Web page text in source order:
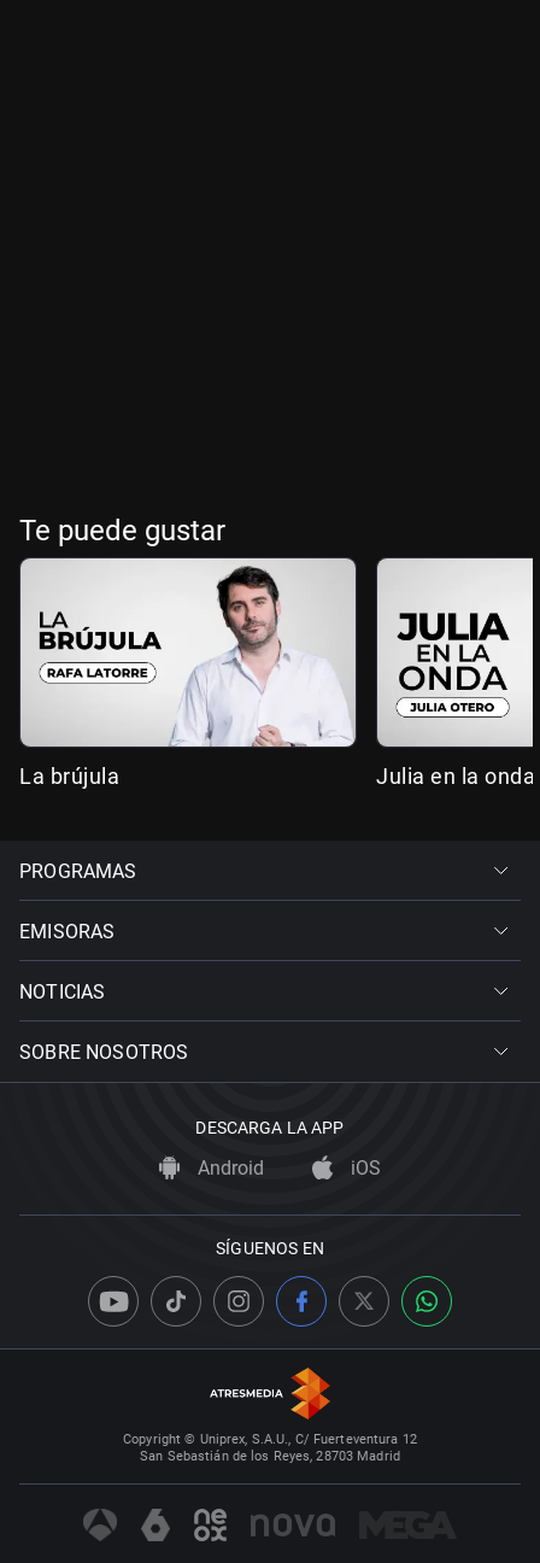
Te puede gustar
La brújula Julia en la onda
PROGRAMAS
EMISORAS
NOTICIAS
SOBRE NOSOTROS
DESCARGA LA APP
Android iOS
SÍGUENOS EN
Copyright © Uniprex, S.A.U., C/ Fuerteventura 12
San Sebastián de los Reyes, 28703 Madrid